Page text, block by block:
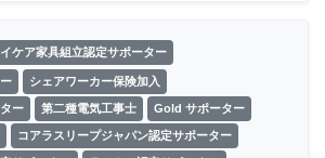
イケア家具組立認定サポーター
シェアワーカー保険加入
ー 第二種電気工事士 Gold サポーター
コアラスリープジャパン認定サポーター